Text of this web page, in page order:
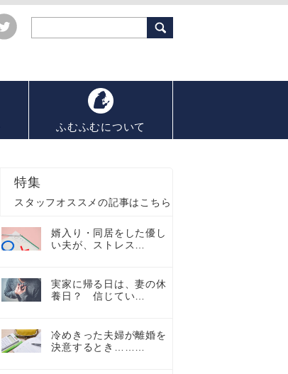
ふむふむについて
特集
スタッフオススメの記事はこちら
婿入り・同居をした優し
い夫が、ストレス…
実家に帰る日は、妻の休
養日？ 信じてい…
冷めきった夫婦が離婚を
決意するとき………